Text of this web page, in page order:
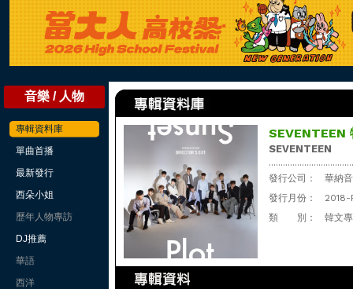
音樂 / 人物
專輯資料庫
單曲首播
最新發行
西朵小姐
歷年人物專訪
DJ推薦
華語
西洋
SEVENTEEN
SEVENTEEN
發行公司：
華納
發行月份：
2018-
類 別：
韓文